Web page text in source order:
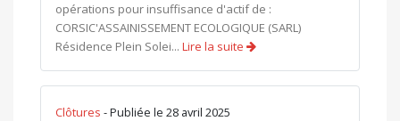
opérations pour insuffisance d'actif de :
CORSIC'ASSAINISSEMENT ECOLOGIQUE (SARL)
Résidence Plein Solei... Lire la suite
Clôtures - Publiée le 28 avril 2025